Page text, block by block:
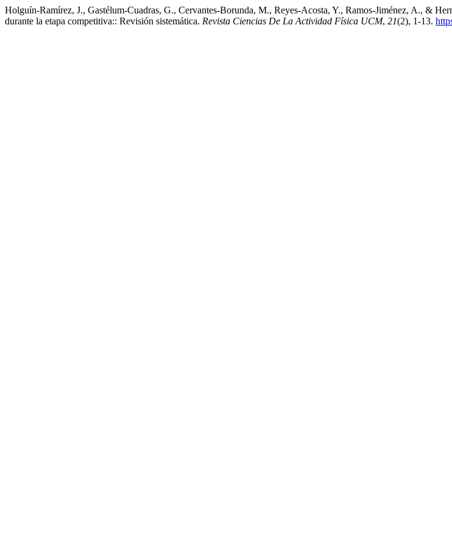
Holguín-Ramírez, J., Gastélum-Cuadras, G., Cervantes-Borunda, M., Reyes-Acosta, Y., Ramos-Jiménez, A., &
durante la etapa competitiva:: Revisión sistemática. Revista Ciencias De La Actividad Física UCM, 21(2), 1-13.